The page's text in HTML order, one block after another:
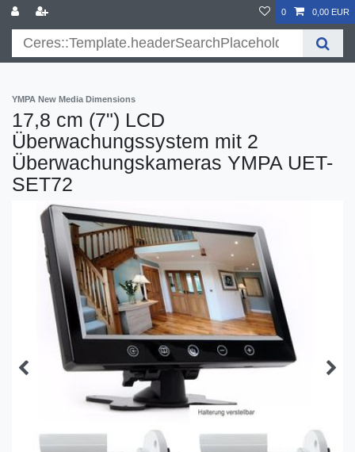
0 0,00 EUR
YMPA New Media Dimensions
17,8 cm (7") LCD
Überwachungssystem mit 2
Überwachungskameras YMPA UET-
SET72